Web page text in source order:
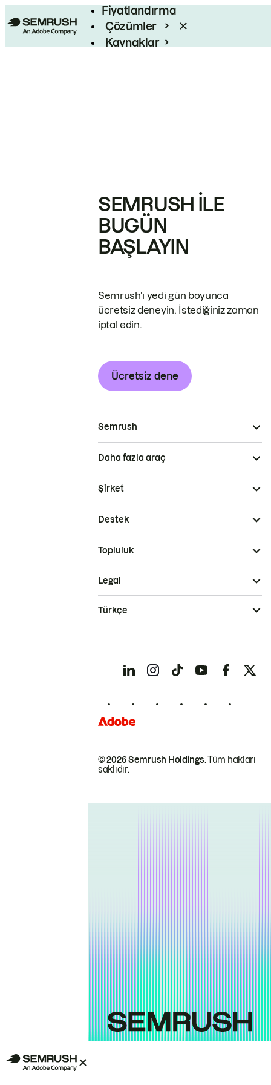
Fiyatlandırma
Çözümler
Kaynaklar
SEMRUSH ILE
BUGÜN
BAŞLAYIN
Semrush'ı yedi gün boyunca
ücretsiz deneyin. İstediğiniz zaman
iptal edin.
Ücretsiz dene
Semrush
Daha fazla araç
Şirket
Destek
Topluluk
© 2026 Semrush Holdings.Tüm hakları
saklıdır.
Legal
Türkçe